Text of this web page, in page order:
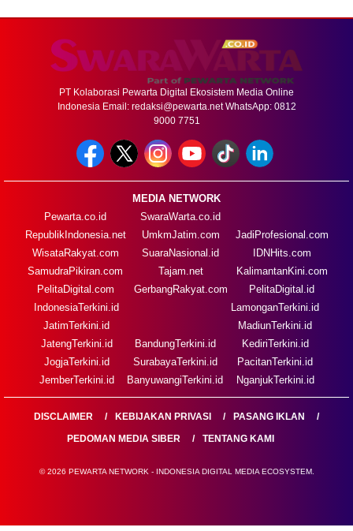
PT Kolaborasi Pewarta Digital Ekosistem Media Online
Indonesia Email: redaksi@pewarta.netWhatsApp: 0812
9000 7751
MEDIA NETWORK
Pewarta.co.id
RepublikIndonesia.net
WisataRakyat.com
SamudraPikiran.com
PelitaDigital.com
SwaraWarta.co.id
UmkmJatim.com
SuaraNasional.id
Tajam.net
GerbangRakyat.com
JadiProfesional.com
IDNHits.com
KalimantanKini.com
PelitaDigital.id
IndonesiaTerkini.id
JatimTerkini.id
JatengTerkini.id
JogjaTerkini.id
JemberTerkini.id
BandungTerkini.id
SurabayaTerkini.id
BanyuwangiTerkini.id
LamonganTerkini.id
MadiunTerkini.id
KediriTerkini.id
PacitanTerkini.id
NganjukTerkini.id
DISCLAIMER KEBIJAKAN PRIVASI
PASANG IKLAN
PEDOMAN MEDIA SIBER
TENTANG KAMI
© 2026 PEWARTA NETWORK - INDONESIA DIGITAL MEDIA ECOSYSTEM.